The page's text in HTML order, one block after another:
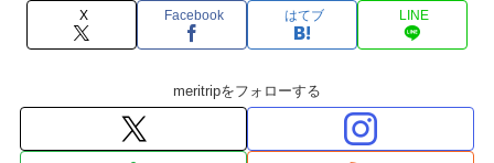
X Facebook はてブ LINE
meritripをフォローする